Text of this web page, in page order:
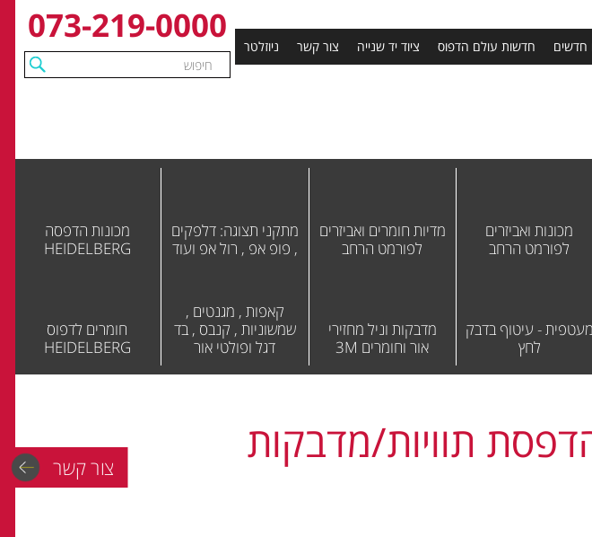
073-219-0000
חדשים חדשות עולם הדפוס ציוד יד שנייה צור קשר ניוזלטר
מכונות ואביזרים
לפורמט הרחב
מדיות חומרים ואביזרים
לפורמט הרחב
מתקני תצוגה: דלפקים
, פופ אפ , רול אפ ועוד
מכונות הדפסה
HEIDELBERG
מעטפית - עיטוף בדבק
לחץ
מדבקות וניל מחזירי
אור וחומרים 3M
קאפות , מגנטים ,
שמשוניות , קנבס , בד
דגל ופולטי אור
חומרים לדפוס
HEIDELBERG
תוויות/מדבקות צור קשר